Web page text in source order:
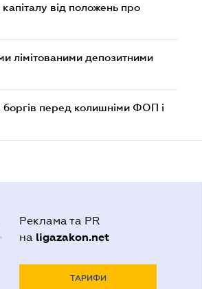
від положень про
лімітованими депозитними
боргів перед колишніми ФОП і
Реклама та PR
на ligazakon.net
ТАРИФИ